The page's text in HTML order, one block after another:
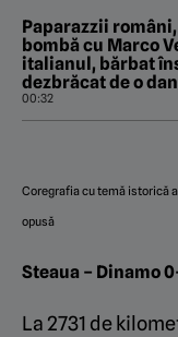
Paparazzii
bombă cu Marco
italianul, bărbat
dezbrăcat de o
Mykonos!
00:32
Coregrafia cu temă istorică
opusă
Steaua – Dinamo
La 2731 de